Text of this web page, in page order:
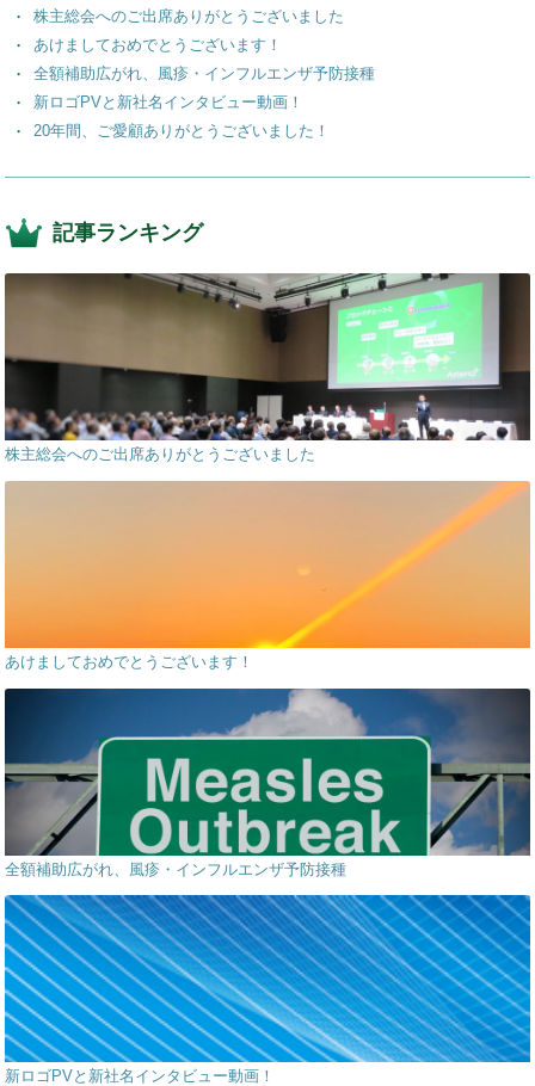
株主総会へのご出席ありがとうございました
あけましておめでとうございます！
全額補助広がれ、風疹・インフルエンザ予防接種
新ロゴPVと新社名インタビュー動画！
20年間、ご愛顧ありがとうございました！
記事ランキング
株主総会へのご出席ありがとうございました
あけましておめでとうございます！
全額補助広がれ、風疹・インフルエンザ予防接種
新ロゴPVと新社名インタビュー動画！